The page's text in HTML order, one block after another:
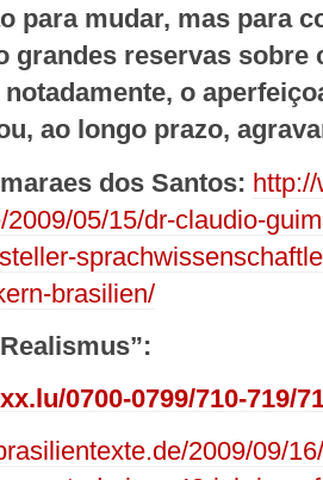
para mudar, mas para
grandes reservas sobre
o
ao longo prazo,
dos Santos:
2009/05/15/dr-claudio-
brasilien/
0700-0799/710-719/
2009/09/